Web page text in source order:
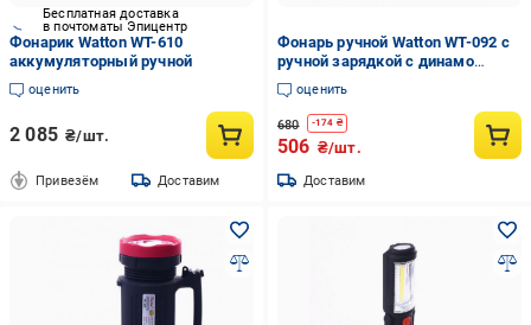
Бесплатная доставка
в почтоматы Эпицентр
Фонарик Watton WT-610
аккумуляторный ручной
оценить
2 085 ₴/шт.
Привезём Доставим
Фонарь ручной Watton WT-092 с
ручной зарядкой с динамо
машиной светодиодный Синий
оценить
680 -174 ₴
506 ₴/шт.
Доставим